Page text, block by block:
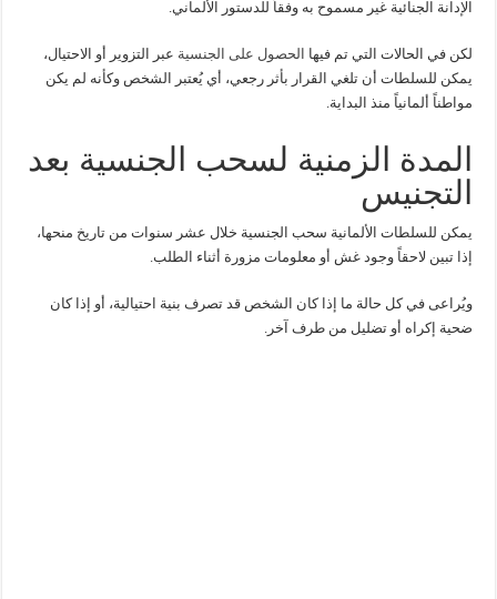
الإدانة الجنائية غير مسموح به وفقاً للدستور الألماني.
لكن في الحالات التي تم فيها الحصول على الجنسية عبر التزوير أو الاحتيال،
يمكن للسلطات أن تلغي القرار بأثر رجعي، أي يُعتبر الشخص وكأنه لم يكن
مواطناً ألمانياً منذ البداية.
المدة الزمنية لسحب الجنسية بعد
التجنيس
يمكن للسلطات الألمانية سحب الجنسية خلال عشر سنوات من تاريخ منحها،
إذا تبين لاحقاً وجود غش أو معلومات مزورة أثناء الطلب.
ويُراعى في كل حالة ما إذا كان الشخص قد تصرف بنية احتيالية، أو إذا كان
ضحية إكراه أو تضليل من طرف آخر.